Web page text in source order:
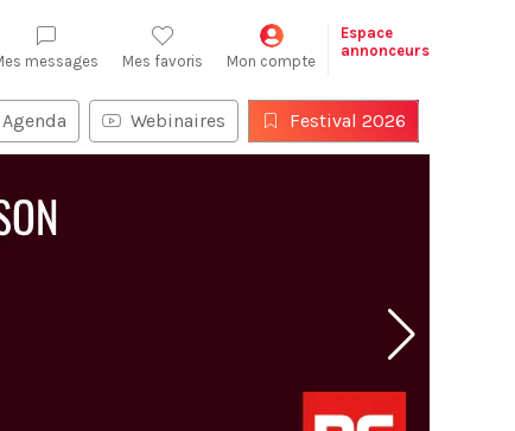
messages Mes favoris Mon compte
Espace
annonceurs
Agenda Webinaires Festival 2026